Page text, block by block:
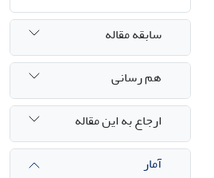
سابقه مقاله
هم رسانی
ارجاع به این مقاله
آمار